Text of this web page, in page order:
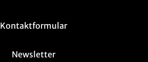
Kontaktformular
Newsletter